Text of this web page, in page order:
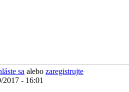
sa alebo zaregistrujte
- 16:01